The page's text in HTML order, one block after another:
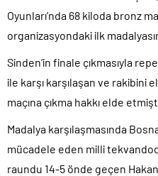
İngilizler 12. adamları Özgür
Uğur Mumcu dosyası 33 yıl
açıklaması..
Denize döktüğümüz(!)
TÜİK sipariş enflasyon
TÜİK kira zam oranını yüzde
18 yaş altı çocuklara müebbet
Oyunları’nda 68 kiloda bronz
organizasyondaki ilk
Sinden’in finale çıkmasıyla
ile karşı karşılaşan ve rakibini
maçına çıkma hakkı elde
Madalya karşılaşmasında
mücadele eden milli
raundu 14-5 önde geçen